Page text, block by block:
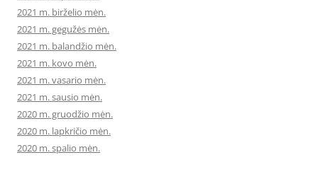
2021 m. birželio mėn.
2021 m. gegužės mėn.
2021 m. balandžio mėn.
2021 m. kovo mėn.
2021 m. vasario mėn.
2021 m. sausio mėn.
2020 m. gruodžio mėn.
2020 m. lapkričio mėn.
2020 m. spalio mėn.